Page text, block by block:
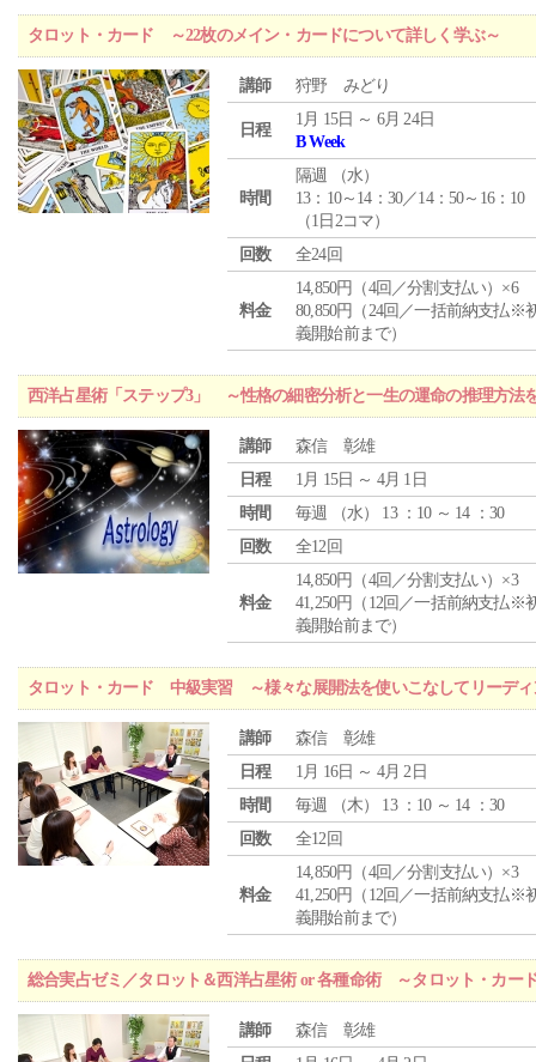
タロット・カード ～22枚のメイン・カードについて詳しく学ぶ～
講師 狩野 みどり
日程
1月 15日 ～ 6月 24日
B Week
時間
隔週 （水）
13：10～14：30／14：50～16：10
（1日2コマ）
回数
全24回
料金
14,850円（4回／分割支払い）×6
80,850円（24回／一括前納支払※
義開始前まで）
西洋占星術「ステップ3」 ～性格の細密分析と一生の運命の推理方法
講師
森信 彰雄
日程
1月 15日 ～ 4月 1日
時間
毎週 （水） 13 ：10 ～ 14 ：30
回数
全12回
料金
14,850円（4回／分割支払い）×3
41,250円（12回／一括前納支払※
義開始前まで）
タロット・カード 中級実習 ～様々な展開法を使いこなしてリーディ
講師
森信 彰雄
日程
1月 16日 ～ 4月 2日
時間
毎週 （木） 13 ：10 ～ 14 ：30
回数
全12回
料金
14,850円（4回／分割支払い）×3
41,250円（12回／一括前納支払※
義開始前まで）
総合実占ゼミ／タロット＆西洋占星術 or 各種命術 ～タロット・カー
講師
森信 彰雄